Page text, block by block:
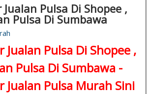
Pulsa Di Shopee ,
Pulsa Di Sumbawa
Jualan Pulsa Di Shopee ,
Pulsa Di Sumbawa -
Jualan Pulsa Murah Sini